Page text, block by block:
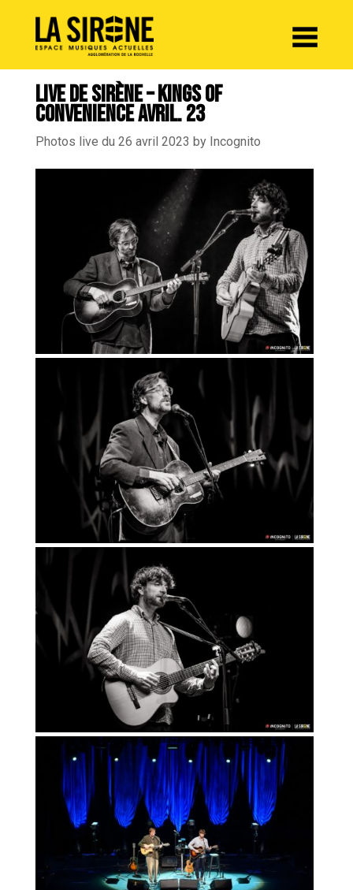
LIVE DE SIRÈNE – KINGS OF
CONVENIENCE AVRIL. 23
Photos live du 26 avril 2023 by Incognito